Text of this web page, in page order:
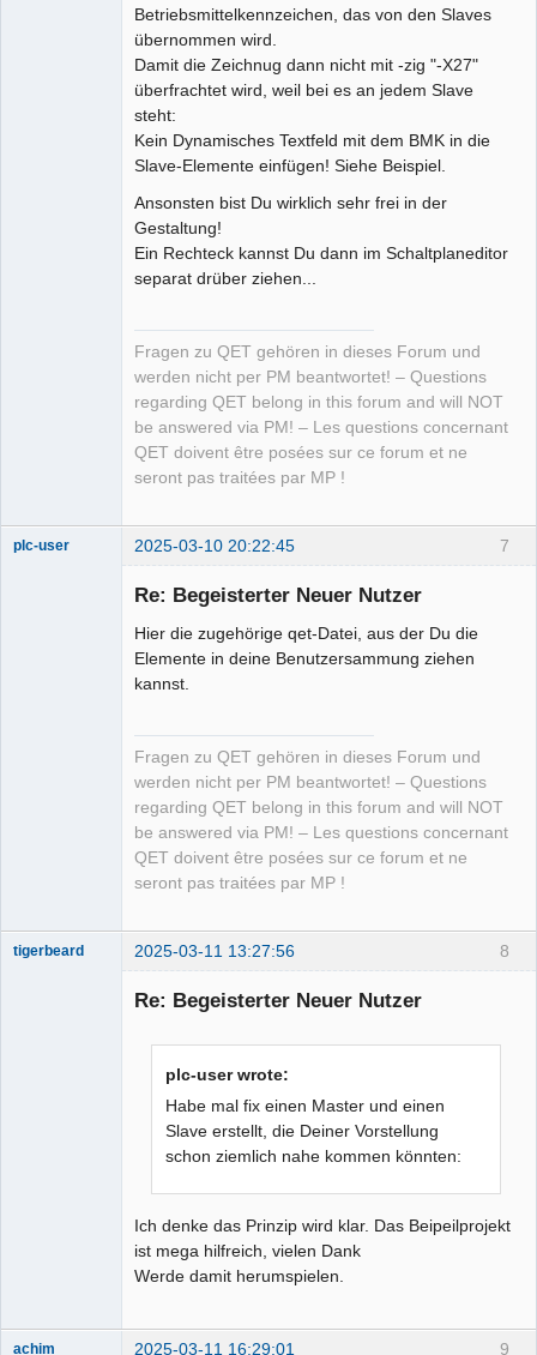
Betriebsmittelkennzeichen, das von den Slaves
übernommen wird.
Damit die Zeichnug dann nicht mit -zig "-X27"
überfrachtet wird, weil bei es an jedem Slave
steht:
Kein Dynamisches Textfeld mit dem BMK in die
Slave-Elemente einfügen! Siehe Beispiel.
Ansonsten bist Du wirklich sehr frei in der
Gestaltung!
Ein Rechteck kannst Du dann im Schaltplaneditor
separat drüber ziehen...
Fragen zu QET gehören in dieses Forum und
werden nicht per PM beantwortet! – Questions
regarding QET belong in this forum and will NOT
be answered via PM! – Les questions concernant
QET doivent être posées sur ce forum et ne
seront pas traitées par MP !
7
plc-user 2025-03-10 20:22:45
Re: Begeisterter Neuer Nutzer
Hier die zugehörige qet-Datei, aus der Du die
Elemente in deine Benutzersammung ziehen
kannst.
Fragen zu QET gehören in dieses Forum und
werden nicht per PM beantwortet! – Questions
regarding QET belong in this forum and will NOT
be answered via PM! – Les questions concernant
QET doivent être posées sur ce forum et ne
seront pas traitées par MP !
8
tigerbeard 2025-03-11 13:27:56
Re: Begeisterter Neuer Nutzer
plc-user wrote:
Habe mal fix einen Master und einen
Slave erstellt, die Deiner Vorstellung
schon ziemlich nahe kommen könnten:
Ich denke das Prinzip wird klar. Das Beipeilprojekt
ist mega hilfreich, vielen Dank
Werde damit herumspielen.
9
achim 2025-03-11 16:29:01